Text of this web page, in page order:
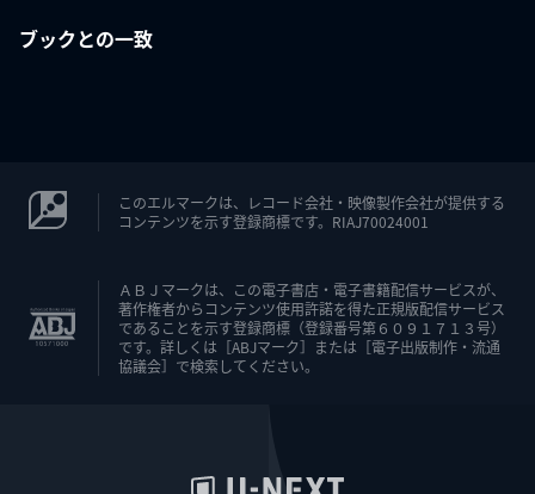
ブックとの一致
このエルマークは、レコード会社・映像製作会社が提供する
コンテンツを示す登録商標です。RIAJ70024001
ＡＢＪマークは、この電子書店・電子書籍配信サービスが、
著作権者からコンテンツ使用許諾を得た正規版配信サービス
であることを示す登録商標（登録番号第６０９１７１３号）
です。詳しくは［ABJマーク］または［電子出版制作・流通
協議会］で検索してください。